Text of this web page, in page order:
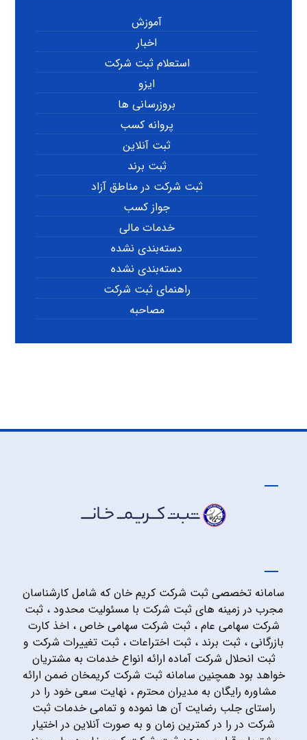
آموزش
اخبار
استعلام ثبت شرکت
ایزو
بروزرسانی ها
پروانه کسب
ثبت آنلاین
ثبت برند
ثبت شرکت در مناطق آزاد
جواز کسب
خدمات مالی
دسته‌بندی نشده
دسته‌بندی نشده
راهنمای ثبت شرکت
مصاحبه
سامانه تخصصی ثبت شرکت کریم خان که شامل کارشناسان
مجرب در زمینه های ثبت شرکت با مسئولیت محدود ، ثبت
شرکت سهامی عام ، ثبت شرکت سهامی خاص ، اخذ کارت
بازرگانی ، ثبت برند ، ثبت اختراعات ، ثبت تغییرات شرکت و
ثبت انحلال شرکت آماده ارائه انواع خدمات به مشتریان
خواهد بود همچنین سامانه ثبت شرکت کریمخان ضمن ارائه
مشاوره رایگان به مدیران محترم ، نهایت سعی خود را در
راستای جلب رضایت آن ها نموده و تمامی خدمات ثبت
شرکت در را در کمترین زمان و به صورت آنلاین در اختیار